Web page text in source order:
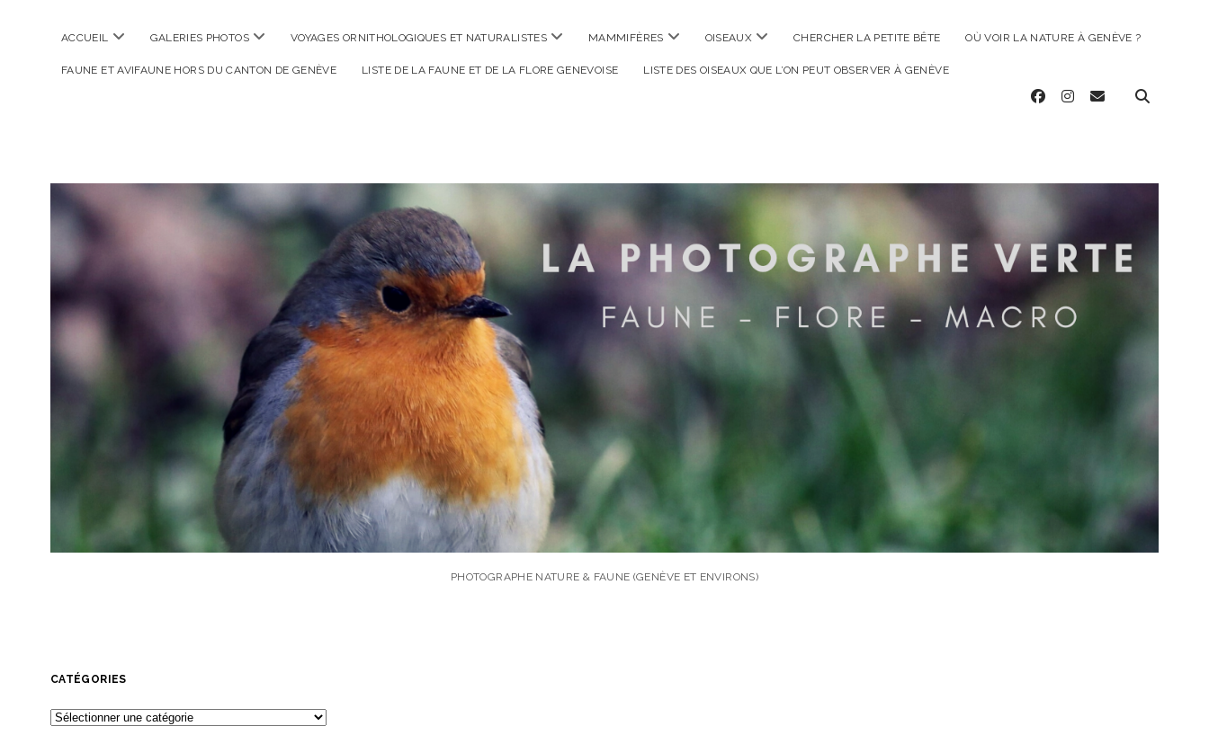
ACCUEIL ouvrir
GALERIES PHOTOS ouvrir
VOYAGES ORNITHOLOGIQUES ET NATURALISTES ouvrir
MAMMIFÈRES ouvrir
OISEAUX ouvrir
CHERCHER LA PETITE BÊTE OÙ VOIR LA NATURE À GENÈVE ?
FAUNE ET AVIFAUNE HORS DU CANTON DE GENÈVE LISTE DE LA FAUNE ET DE LA FLORE GENEVOISE LISTE DES OISEAUX QUE L’ON PEUT OBSERVER À GENÈVE
facebookinstagram
email
La
Photographe
Verte
PHOTOGRAPHE NATURE & FAUNE (GENÈVE ET ENVIRONS)
CATÉGORIES
Catégories